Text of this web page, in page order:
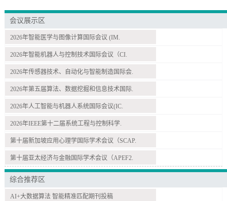
会议展示区
2026年智能医学与图像计算国际会议 (IM.
2026年智能机器人与控制技术国际会议（CI.
2026年传感器技术、自动化与智能制造国际会.
2026年第五届算法、数据挖掘和信息技术国际.
2026年人工智能与机器人系统国际会议(IC.
2026年IEEE第十二届系统工程与控制科学.
第十届新加坡应用心理学国际学术会议（SCAP.
第十届亚太经济与金融国际学术会议（APEF2.
综合推荐区
AI+大数据算法 智能精准匹配期刊投稿